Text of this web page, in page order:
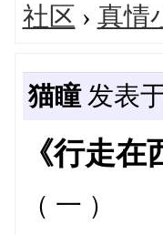
社区 › 真情
猫瞳发表
《行走
（ 一 ）